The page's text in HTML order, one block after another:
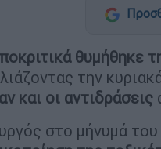
θυμήθηκε
την
και οι αντιδράσεις
στο μήνυμά του